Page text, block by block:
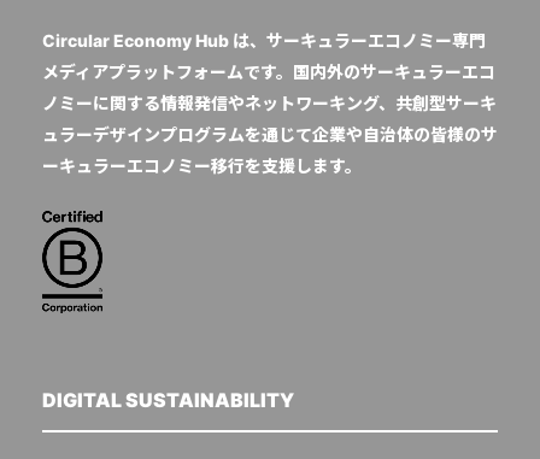
Circular Economy Hub は、サーキュラーエコノミー専門
メディアプラットフォームです。国内外のサーキュラーエコ
ノミーに関する情報発信やネットワーキング、共創型サーキ
ュラーデザインプログラムを通じて企業や自治体の皆様のサ
ーキュラーエコノミー移行を支援します。
DIGITAL SUSTAINABILITY